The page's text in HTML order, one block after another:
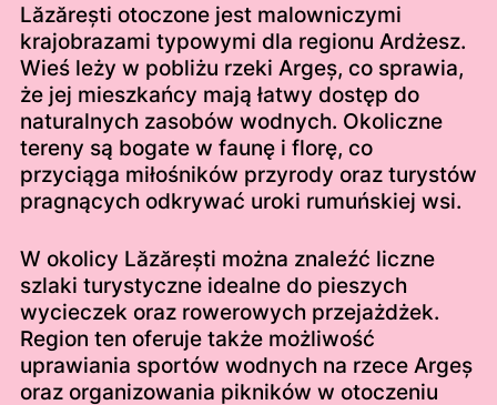
Lăzărești otoczone jest malowniczymi
krajobrazami typowymi dla regionu Ardżesz.
Wieś leży w pobliżu rzeki Argeș, co sprawia,
że jej mieszkańcy mają łatwy dostęp do
naturalnych zasobów wodnych. Okoliczne
tereny są bogate w faunę i florę, co
przyciąga miłośników przyrody oraz turystów
pragnących odkrywać uroki rumuńskiej wsi.
W okolicy Lăzărești można znaleźć liczne
szlaki turystyczne idealne do pieszych
wycieczek oraz rowerowych przejażdżek.
Region ten oferuje także możliwość
uprawiania sportów wodnych na rzece Argeș
oraz organizowania pikników w otoczeniu